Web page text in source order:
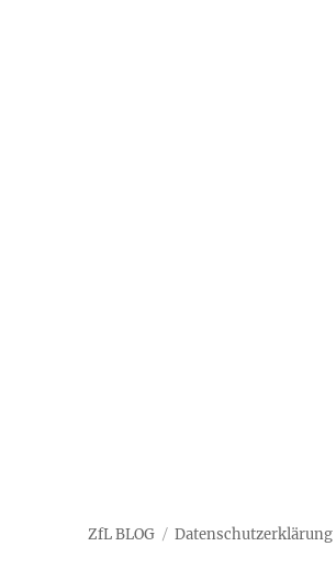
ZfL BLOG Datenschutzerklärung